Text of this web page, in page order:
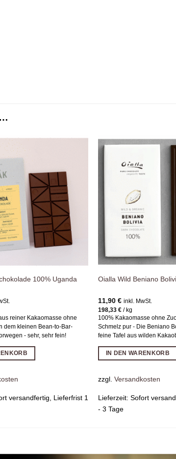
hinzufügen
100% Uganda
reiner Kakaomasse ohne
dem kleinen Bean-to-Bar-
- sehr, sehr fein!
versandfertig, Lieferfrist 1
Oialla Wild Beniano
11,90 € inkl. MwSt.
198,33 €/ kg
100% Kakaomasse ohne
Schmelz pur - Die Beniano
feine Tafel aus wilden
IN DEN WARENKORB
zzgl. Versandkosten
Lieferzeit: Sofort
- 3 Tage